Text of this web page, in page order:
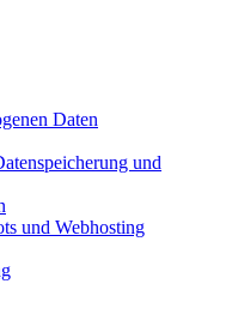
Daten
und
und Webhosting